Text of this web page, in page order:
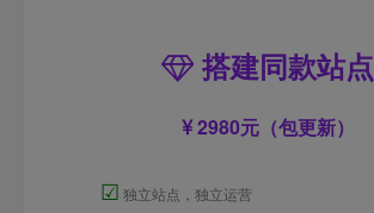
搭建同款站点
2980元（包更新）
☑ 独立站点，独立运营